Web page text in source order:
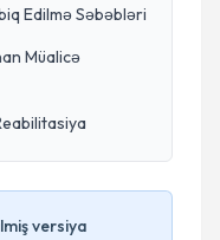
Edilmə Səbəbləri
Müalicə
versiya